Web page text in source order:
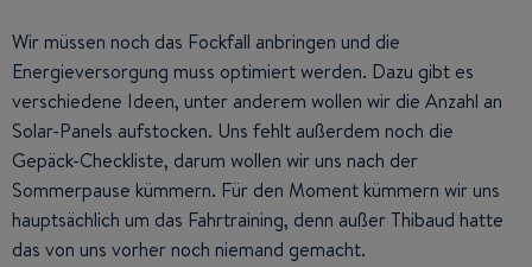
Wir müssen noch das Fockfall anbringen und die
Energieversorgung muss optimiert werden. Dazu gibt es
verschiedene Ideen, unter anderem wollen wir die Anzahl an
Solar-Panels aufstocken. Uns fehlt außerdem noch die
Gepäck-Checkliste, darum wollen wir uns nach der
Sommerpause kümmern. Für den Moment kümmern wir uns
hauptsächlich um das Fahrtraining, denn außer Thibaud hatte
das von uns vorher noch niemand gemacht.